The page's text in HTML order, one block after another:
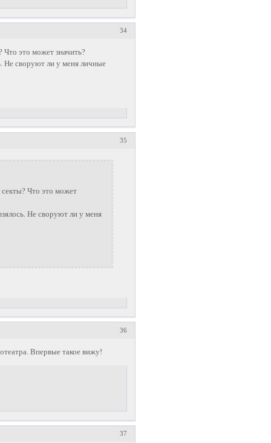
34
это может значить?
Не своруют ли у меня личные
35
Что это может
Не своруют ли у меня
36
Впервые такое вижу!
37